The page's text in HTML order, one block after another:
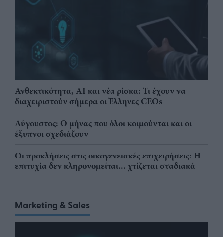
Ανθεκτικότητα, AI και νέα ρίσκα: Τι έχουν να
διαχειριστούν σήμερα οι Έλληνες CEOs
Αύγουστος: Ο μήνας που όλοι κοιμούνται και οι
έξυπνοι σχεδιάζουν
Οι προκλήσεις στις οικογενειακές επιχειρήσεις: Η
επιτυχία δεν κληρονομείται... χτίζεται σταδιακά
Marketing & Sales